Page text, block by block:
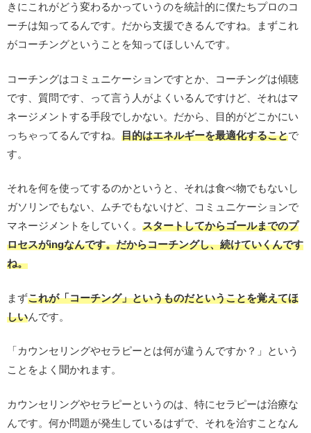
きにこれがどう変わるかっていうのを統計的に僕たちプロのコ
ーチは知ってるんです。だから支援できるんですね。まずこれ
がコーチングということを知ってほしいんです。
コーチングはコミュニケーションですとか、コーチングは傾聴
です、質問です、って言う人がよくいるんですけど、それはマ
ネージメントする手段でしかない。だから、目的がどこかにい
っちゃってるんですね。 目的はエネルギーを最適化することで
す。
それを何を使ってするのかというと、それは食べ物でもないし
ガソリンでもない、ムチでもないけど、コミュニケーションで
マネージメントをしていく。 スタートしてからゴールまでのプ
ロセスがingなんです。だからコーチングし、続けていくんです
ね。
まずこれが「コーチング」というものだということを覚えてほ
しいんです。
「カウンセリングやセラピーとは何が違うんですか？」という
ことをよく聞かれます。
カウンセリングやセラピーというのは、特にセラピーは治療な
んです。何か問題が発生しているはずで、それを治すことなん